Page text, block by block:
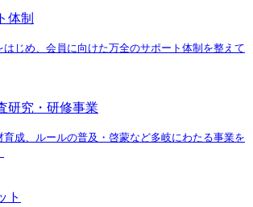
体制
はじめ、会員に向けた万全のサポート体制を整えて
研究・研修事業
育成、ルールの普及・啓蒙など多岐にわたる事業を
ト